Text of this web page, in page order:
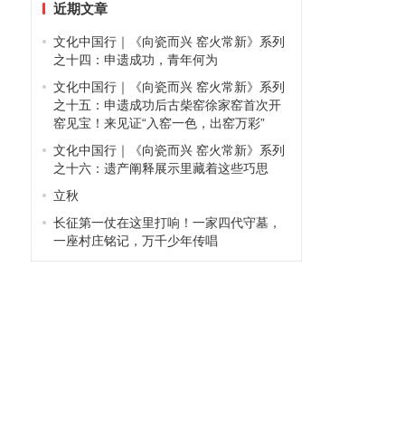
近期文章
文化中国行｜《向瓷而兴 窑火常新》系列
之十四：申遗成功，青年何为
文化中国行｜《向瓷而兴 窑火常新》系列
之十五：申遗成功后古柴窑徐家窑首次开
窑见宝！来见证“入窑一色，出窑万彩”
文化中国行｜《向瓷而兴 窑火常新》系列
之十六：遗产阐释展示里藏着这些巧思
立秋
长征第一仗在这里打响！一家四代守墓，
一座村庄铭记，万千少年传唱